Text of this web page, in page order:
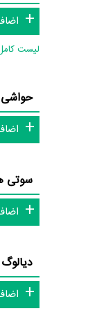
لیست
حواشی
سوتی
دیالوگ